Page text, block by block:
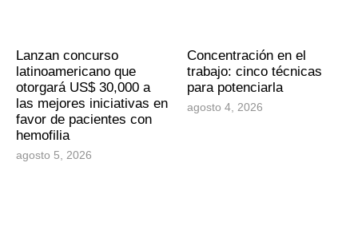
Lanzan concurso
latinoamericano que
otorgará US$ 30,000 a
las mejores iniciativas en
favor de pacientes con
hemofilia
agosto 5, 2026
Concentración en el
trabajo: cinco técnicas
para potenciarla
agosto 4, 2026